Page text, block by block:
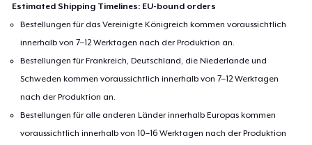
Estimated Shipping Timelines: EU-bound orders
Bestellungen für das Vereinigte Königreich kommen voraussichtlich
innerhalb von 7–12 Werktagen nach der Produktion an.
Bestellungen für Frankreich, Deutschland, die Niederlande und
Schweden kommen voraussichtlich innerhalb von 7–12 Werktagen
nach der Produktion an.
Bestellungen für alle anderen Länder innerhalb Europas kommen
voraussichtlich innerhalb von 10–16 Werktagen nach der Produktion